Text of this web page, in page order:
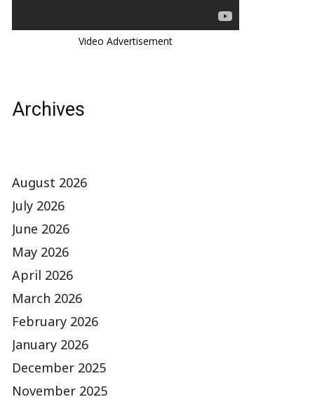
Video Advertisement
Archives
August 2026
July 2026
June 2026
May 2026
April 2026
March 2026
February 2026
January 2026
December 2025
November 2025